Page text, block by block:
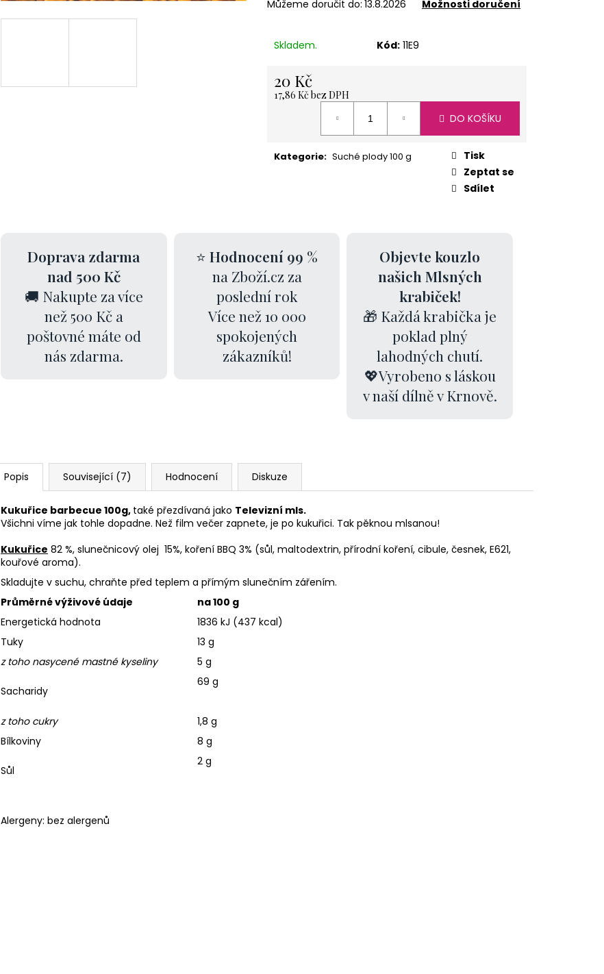
Můžeme doručit do: 13.8.2026 Možnosti doručení
Skladem. Kód: 11E9
20 Kč
17,86 Kč bez DPH
DO KOŠÍKU
Kategorie: Suché plody 100 g
Tisk
Zeptat se
Sdílet
Doprava zdarma
nad 500 Kč
🚚 Nakupte za více
než 500 Kč a
poštovné máte od
nás zdarma.
⭐ Hodnocení 99 %
na Zboží.cz za
poslední rok
Více než 10 000
spokojených
zákazníků!
Objevte kouzlo
našich Mlsných
krabiček!
🎁 Každá krabička je
poklad plný
lahodných chutí.
💖Vyrobeno s láskou
v naší dílně v Krnově.
Popis Související (7) Hodnocení Diskuze
Kukuřice barbecue 100g, také přezdívaná jako Televizní mls.
Všichni víme jak tohle dopadne. Než film večer zapnete, je po kukuřici. Tak pěknou mlsanou!
Kukuřice 82 %, slunečnicový olej 15%, koření BBQ 3% (sůl, maltodextrin, přírodní koření, cibule, česnek, E621,
kouřové aroma).
Skladujte v suchu, chraňte před teplem a přímým slunečním zářením.
Průměrné výživové údaje
na 100 g
Energetická hodnota
1836 kJ (437 kcal)
Tuky
13 g
z toho nasycené mastné kyseliny
5 g
Sacharidy
69 g
z toho cukry
1,8 g
Bílkoviny
8 g
Sůl
2 g
Alergeny: bez alergenů